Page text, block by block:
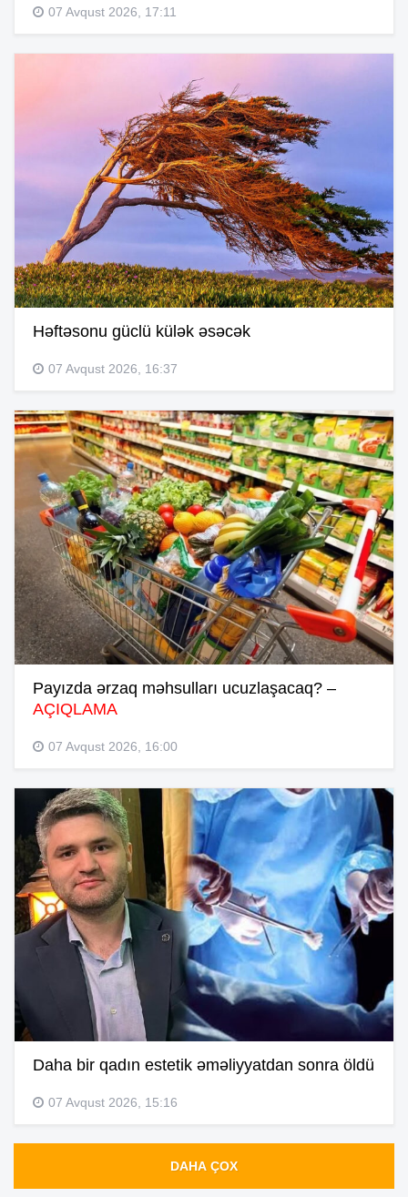
07 Avqust 2026, 17:11
Həftəsonu güclü külək əsəcək
07 Avqust 2026, 16:37
Payızda ərzaq məhsulları ucuzlaşacaq? –
AÇIQLAMA
07 Avqust 2026, 16:00
Daha bir qadın estetik əməliyyatdan sonra öldü
07 Avqust 2026, 15:16
DAHA ÇOX